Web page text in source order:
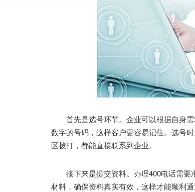
首先是选号环节。企业可以根据自身需
数字的号码，这样客户更容易记住。选号
区拨打，都能直接联系到企业。
接下来是提交资料。办理400电话需要
材料，确保资料真实有效，这样才能顺利